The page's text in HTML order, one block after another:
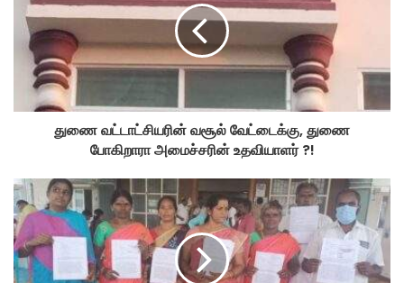
துணை வட்டாட்சியரின் வசூல் வேட்டைக்கு, துணை
போகிறாரா அமைச்சரின் உதவியாளர் ?!